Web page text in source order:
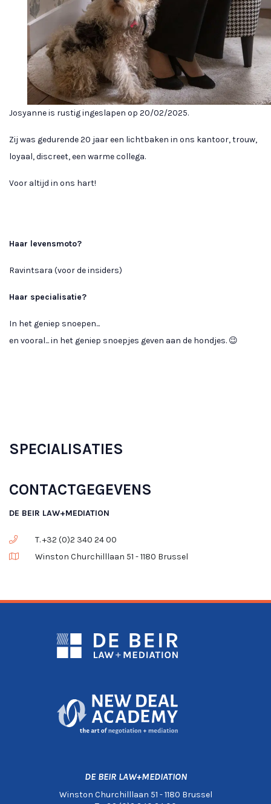
Josyanne is rustig ingeslapen op 20/02/2025.
Zij was gedurende 20 jaar een lichtbaken in ons kantoor, trouw,
loyaal, discreet, een warme collega.
Voor altijd in ons hart!
Haar levensmoto?
Ravintsara (voor de insiders)
Haar specialisatie?
In het geniep snoepen...
en vooral... in het geniep snoepjes geven aan de hondjes. 😉
SPECIALISATIES
CONTACTGEGEVENS
DE BEIR LAW+MEDIATION
T. +32 (0)2 340 24 00
Winston Churchilllaan 51 - 1180 Brussel
DE BEIR LAW+MEDIATION
Winston Churchilllaan 51 - 1180 Brussel